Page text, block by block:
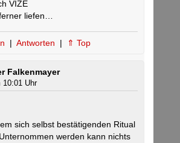
VIZE
liefen…
| Antworten | ⇑ Top
Falkenmayer
10:01 Uhr
sich selbst bestätigenden Ritual
werden kann nichts